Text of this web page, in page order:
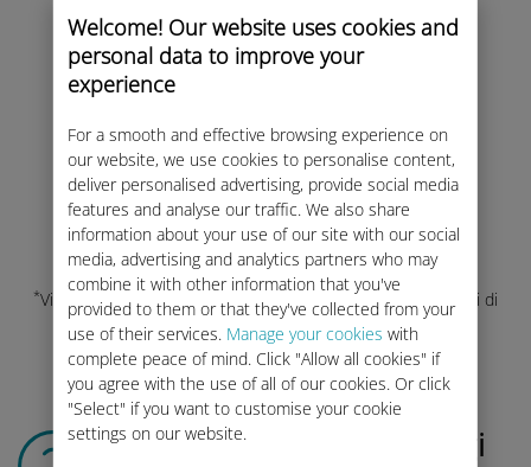
Welcome! Our website uses cookies and
personal data to improve your
experience
For a smooth and effective browsing experience on
our website, we use cookies to personalise content,
deliver personalised advertising, provide social media
features and analyse our traffic. We also share
information about your use of our site with our social
media, advertising and analytics partners who may
combine it with other information that you've
provided to them or that they've collected from your
use of their services. Manage your cookies with
complete peace of mind. Click "Allow all cookies" if
you agree with the use of all of our cookies. Or click
"Select" if you want to customise your cookie
settings on our website.
Seleziona il tuo paese di
residenza e scegli di
iscriverti con
"Altri fornitori"*.
*Visita la nostra pagina di ASSISTENZA
per vedere se i servizi di
connessione Ubigi sono disponibili nel tuo paese.
Crea il tuo account Ubigi